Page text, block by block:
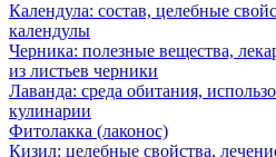
Календула: состав, целебные
календулы
Черника: полезные вещества,
из листьев черники
Лаванда: среда обитания,
кулинарии
Фитолакка (лаконос)
Кизил: целебные свойства,